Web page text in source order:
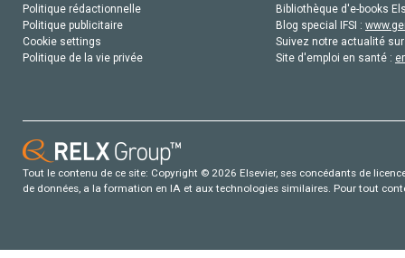
Politique rédactionnelle
Politique publicitaire
Cookie settings
Politique de la vie privée
Bibliothèque d'e-books
Blog special IFSI :
Suivez notre actualité
Site d'emploi en santé :
Tout le contenu de ce site: Copyright © 2026 Elsevier, ses concédants de
de données, a la formation en IA et aux technologies similaires. Pour tout